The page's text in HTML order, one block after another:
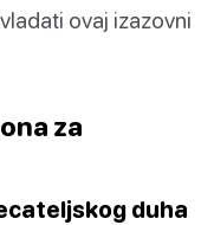
ovaj izazovni
za
duha